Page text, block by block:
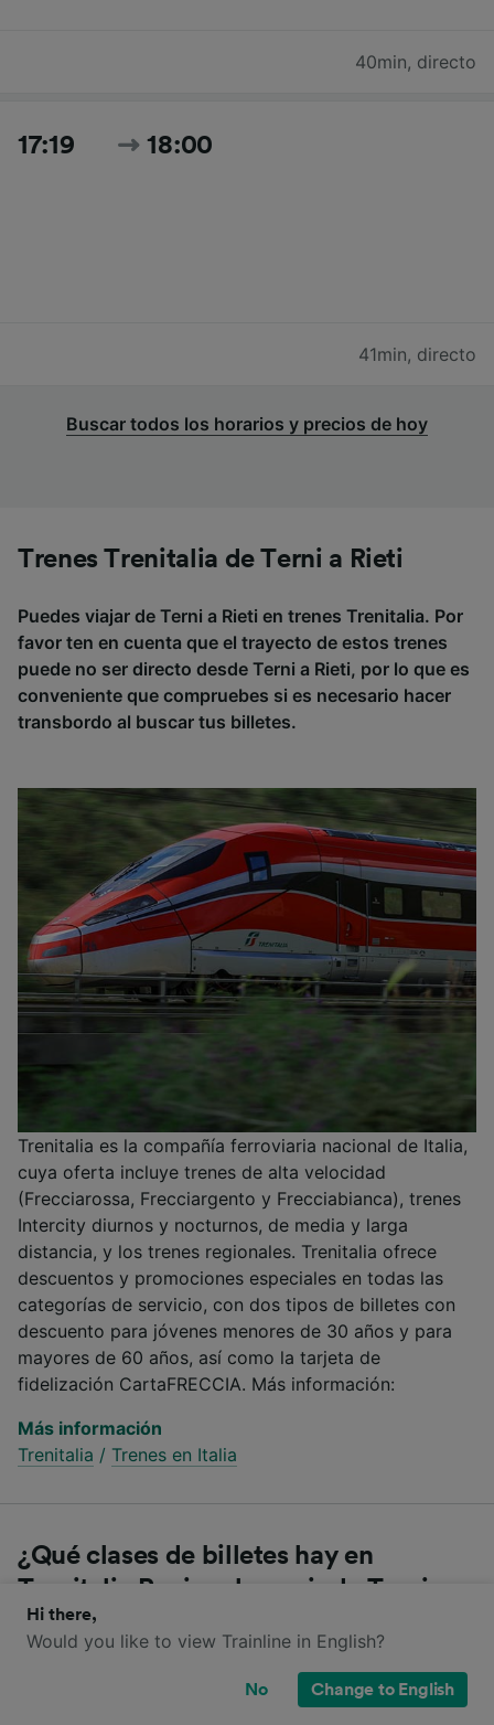
40min, directo
17:19 18:00
41min, directo
Buscar todos los horarios y precios de hoy
Trenes Trenitalia de Terni a Rieti
Puedes viajar de Terni a Rieti en trenes Trenitalia. Por
favor ten en cuenta que el trayecto de estos trenes
puede no ser directo desde Terni a Rieti, por lo que es
conveniente que compruebes si es necesario hacer
transbordo al buscar tus billetes.
Trenitalia es la compañía ferroviaria nacional de Italia,
cuya oferta incluye trenes de alta velocidad
(Frecciarossa, Frecciargento y Frecciabianca), trenes
Intercity diurnos y nocturnos, de media y larga
distancia, y los trenes regionales. Trenitalia ofrece
descuentos y promociones especiales en todas las
categorías de servicio, con dos tipos de billetes con
descuento para jóvenes menores de 30 años y para
mayores de 60 años, así como la tarjeta de
fidelización CartaFRECCIA. Más información:
Más información
Trenitalia / Trenes en Italia
¿Qué clases de billetes hay en
Trenitalia Regional para ir de Terni a
Rieti?
Compara las diferentes clases que ofrece Trenitalia
Regional para viajar de Terni a Rieti
Hi there,
Would you like to view Trainline in English?
No Change to English